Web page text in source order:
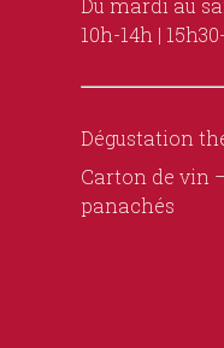
Du mardi au
10h-14h |
Dégustation
Carton de vin
panachés